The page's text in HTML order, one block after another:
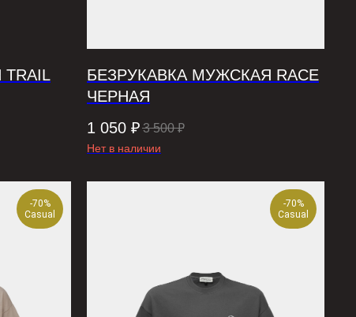
БЕЗРУКАВКА МУЖСКАЯ RACE
ЧЕРНАЯ
1 050 ₽ 3 500 ₽
Нет в наличии
-70%
Casual
-70%
Casual